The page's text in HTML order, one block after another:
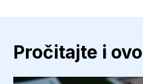
Pročitajte i ovo